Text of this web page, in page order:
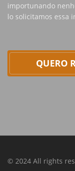
importunando
lo solicitamos essa
QUERO
© 2024 All rights